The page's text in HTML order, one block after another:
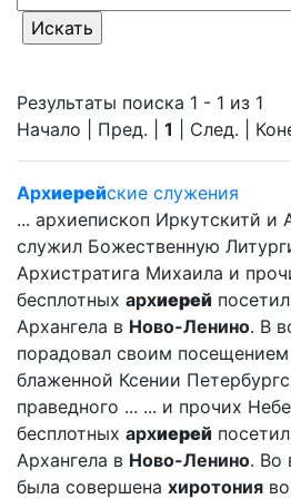
Результаты поиска 1 - 1 из 1
Начало | Пред. | 1 | След. |
Архиерейские служения
... архиепископ Иркутскитй и
служил Божественную
Архистратига Михаила и
бесплотных архиерей
Архангела в Ново-Ленино. В
порадовал своим
блаженной Ксении
праведного ... ... и прочих
бесплотных архиерей
Архангела в Ново-Ленино. Во
была совершена хиротония